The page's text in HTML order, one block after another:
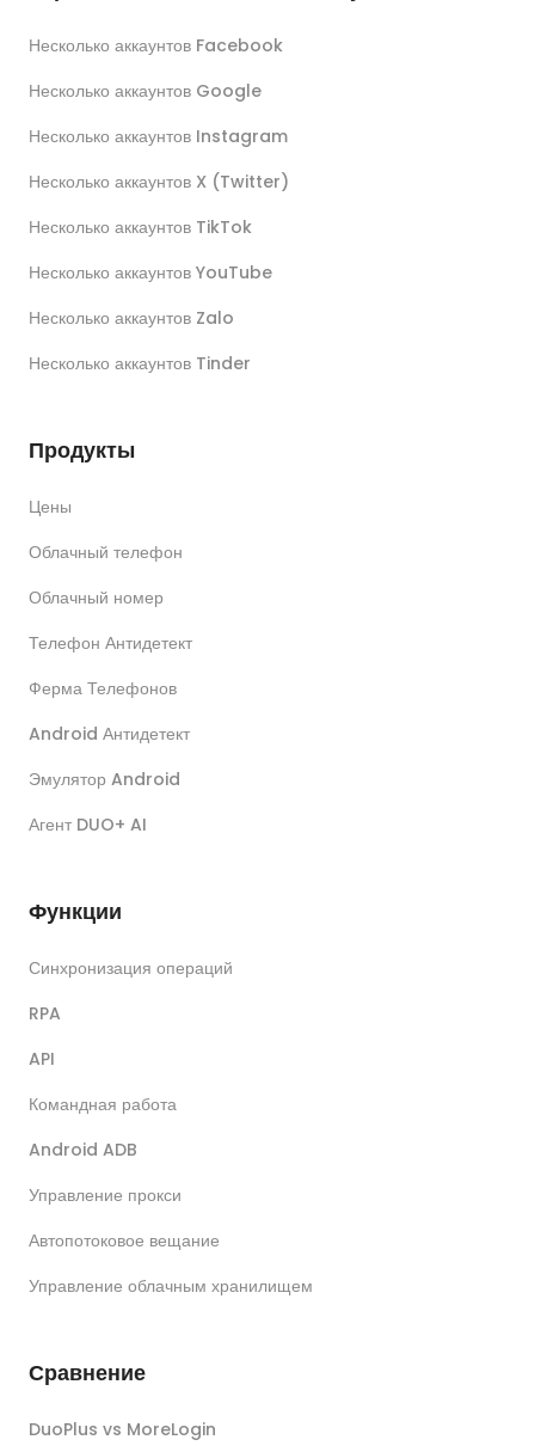
Несколько аккаунтов Facebook
Несколько аккаунтов Google
Несколько аккаунтов Instagram
Несколько аккаунтов X (Twitter)
Несколько аккаунтов TikTok
Несколько аккаунтов YouTube
Несколько аккаунтов Zalo
Несколько аккаунтов Tinder
Продукты
Цены
Облачный телефон
Облачный номер
Телефон Антидетект
Ферма Телефонов
Android Антидетект
Эмулятор Android
Агент DUO+ AI
Функции
Синхронизация операций
RPA
API
Командная работа
Android ADB
Управление прокси
Автопотоковое вещание
Управление облачным хранилищем
Сравнение
DuoPlus vs MoreLogin